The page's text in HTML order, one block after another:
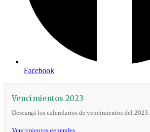
Facebook
Vencimientos 2023
Descargá los calendarios de vencimientos del 2023:
Vencimientos generales